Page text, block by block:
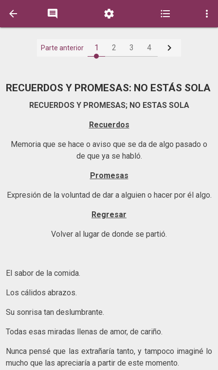
    
Parte anterior 1 2 3 4 
RECUERDOS Y PROMESAS: NO ESTÁS SOLA
RECUERDOS Y PROMESAS; NO ESTAS SOLA
Recuerdos
Memoria que se hace o aviso que se da de algo pasado o
de que ya se habló.
Promesas
Expresión de la voluntad de dar a alguien o hacer por él algo.
Regresar
Volver al lugar de donde se partió.
El sabor de la comida.
Los cálidos abrazos.
Su sonrisa tan deslumbrante.
Todas esas miradas llenas de amor, de cariño.
Nunca pensé que las extrañaría tanto, y tampoco imaginé lo
mucho que las apreciaría a partir de este momento.